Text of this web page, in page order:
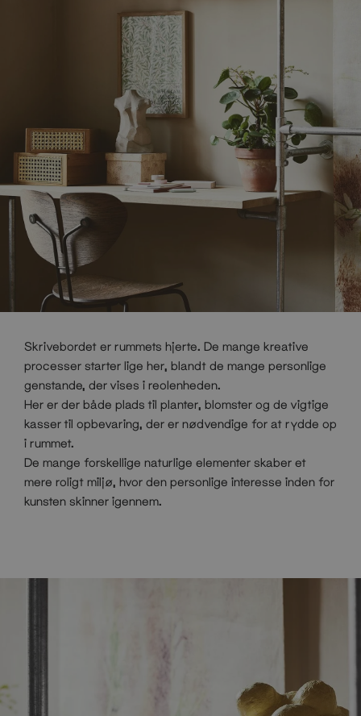
Skrivebordet er rummets hjerte. De mange kreative
processer starter lige her, blandt de mange personlige
genstande, der vises i reolenheden.
Her er der både plads til planter, blomster og de vigtige
kasser til opbevaring, der er nødvendige for at rydde op
i rummet.
De mange forskellige naturlige elementer skaber et
mere roligt miljø, hvor den personlige interesse inden for
kunsten skinner igennem.